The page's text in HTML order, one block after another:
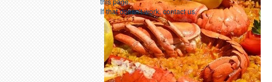
If that doesn’t work, contact us.